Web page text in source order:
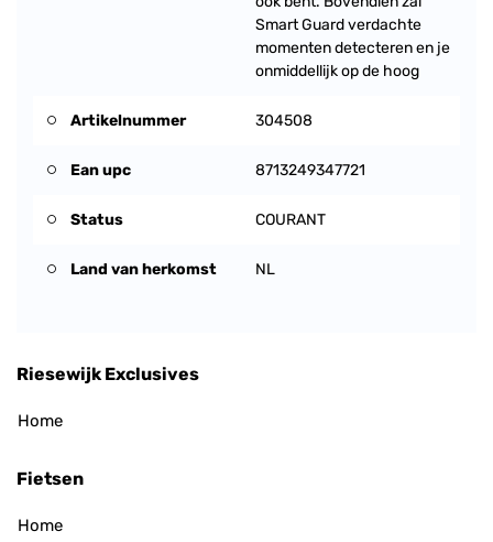
Smart Guard verdachte
momenten detecteren en je
onmiddellijk op de hoog
Artikelnummer 304508
Ean upc 8713249347721
Status COURANT
Land van herkomst NL
Riesewijk Exclusives
Home
Fietsen
Home